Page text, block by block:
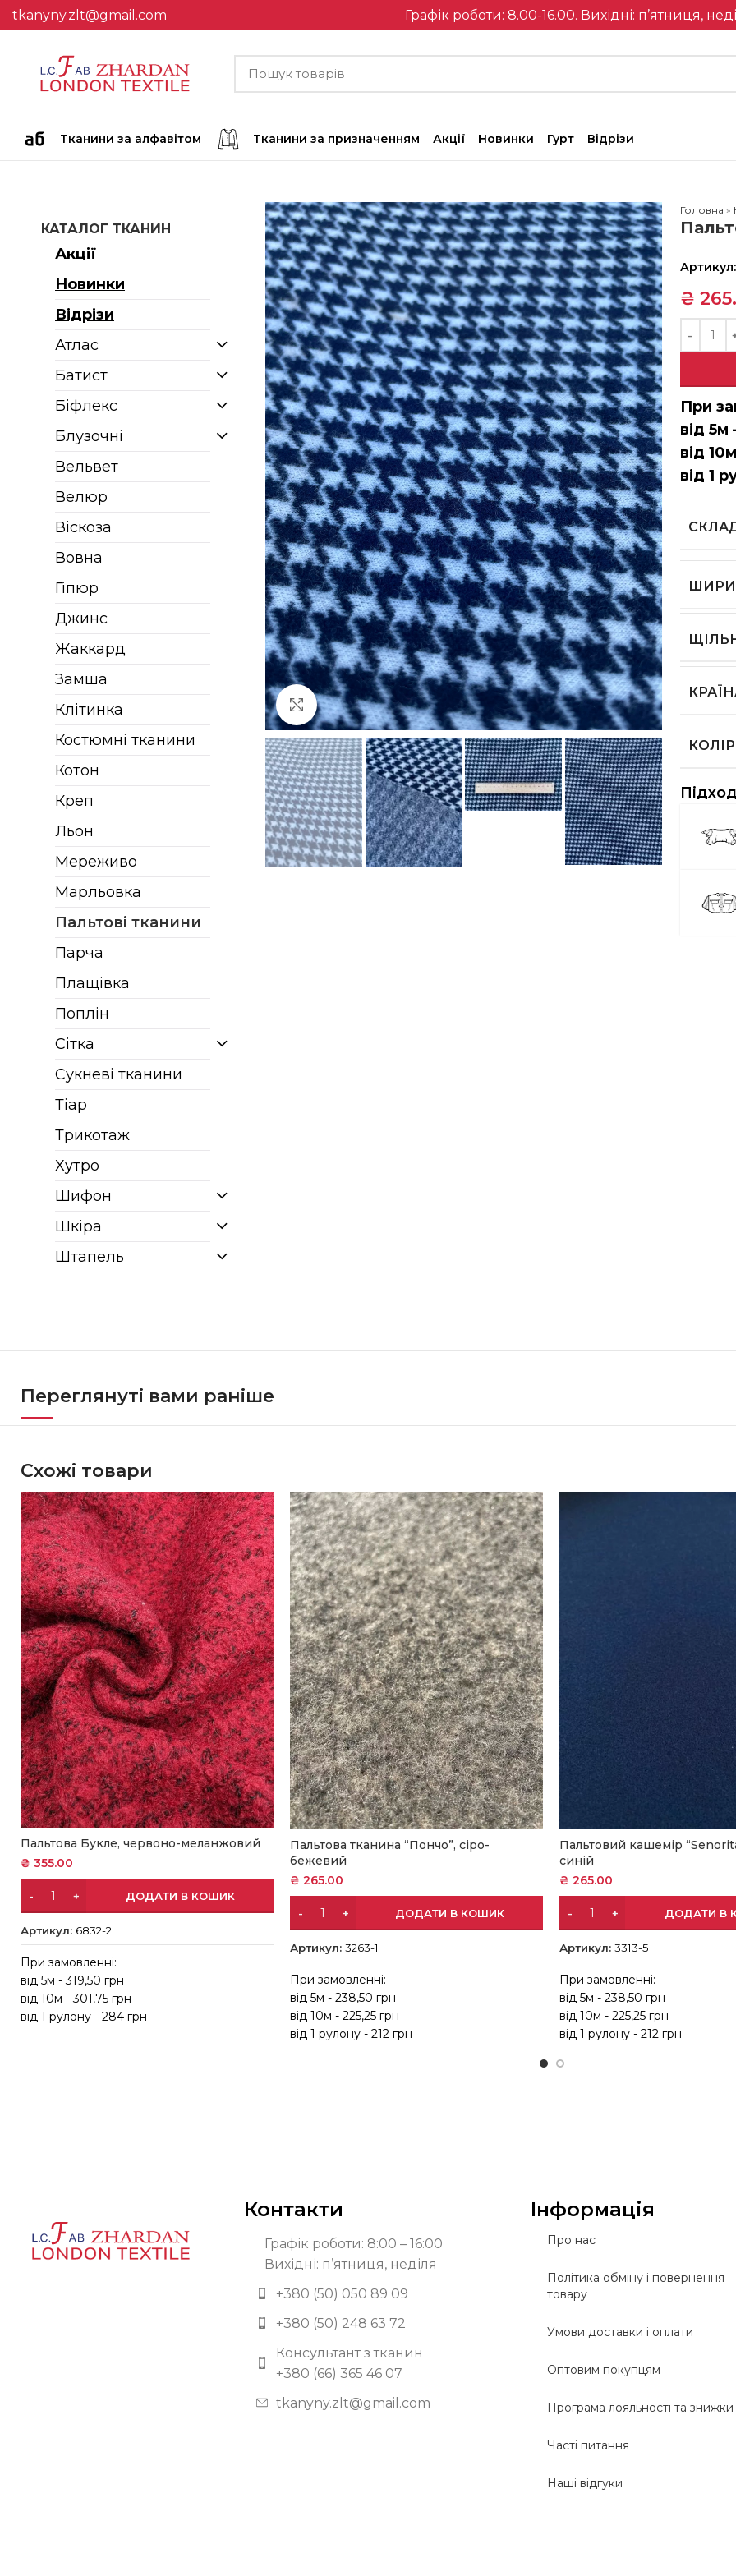
tkanyny.zlt@gmail.com Графік роботи: 8.00-16.00. Вихідні: п’ятниця,
Тканини за алфавітом Тканини за призначенням Акції Новинки Гурт Відрізи
КАТАЛОГ ТКАНИН
Акції
Новинки
Відрізи
Атлас
Батист
Біфлекс
Блузочні
Вельвет
Велюр
Віскоза
Вовна
Гіпюр
Джинс
Жаккард
Замша
Клітинка
Костюмні тканини
Котон
Креп
Льон
Мереживо
Марльовка
Пальтові тканини
Парча
Плащівка
Поплін
Сітка
Сукневі тканини
Тіар
Трикотаж
Хутро
Шифон
Шкіра
Штапель
Клацніть, щоб збільшити
Головна »
₴
При
від 5м
від
від 1
КОЛІР
Переглянуті вами раніше
Схожі товари
Пальтова Букле, червоно-меланжовий
₴ 355.00
ДОДАТИ В КОШИК
Артикул: 6832-2
При замовленні:
від 5м - 319,50 грн
від 10м - 301,75 грн
від 1 рулону - 284 грн
Пальтова тканина “Пончо”, сіро-
бежевий
₴ 265.00
ДОДАТИ В КОШИК
Артикул:3263-1
При замовленні:
від 5м - 238,50 грн
від 10м - 225,25 грн
від 1 рулону - 212 грн
Пальтовий кашемір
синій
₴ 265.00
ДОДАТИ В
Артикул:3313-5
При замовленні:
від 5м - 238,50 грн
від 10м - 225,25 грн
від 1 рулону - 212 грн
Контакти
Графік роботи: 8:00 – 16:00
Вихідні: п’ятниця, неділя
+380 (50) 050 89 09
+380 (50) 248 63 72
Консультант з тканин
+380 (66) 365 46 07
tkanyny.zlt@gmail.com
Інформація
Про нас
Політика обміну і повернення
товару
Умови доставки і оплати
Оптовим покупцям
Програма лояльності та знижки
Часті питання
Наші відгуки